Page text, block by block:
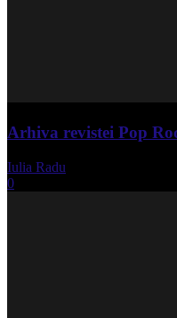
Arhiva revistei Pop
Iulia Radu
0